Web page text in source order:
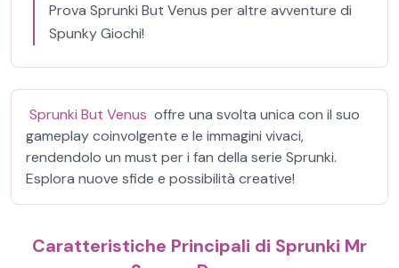
Prova Sprunki But Venus per altre avventure di
Spunky Giochi!
Sprunki But Venus offre una svolta unica con il suo
gameplay coinvolgente e le immagini vivaci,
rendendolo un must per i fan della serie Sprunki.
Esplora nuove sfide e possibilità creative!
Caratteristiche Principali di Sprunki Mr